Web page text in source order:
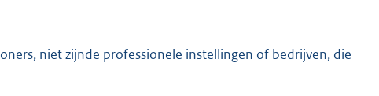
niet zijnde professionele instellingen of bedrijven, die